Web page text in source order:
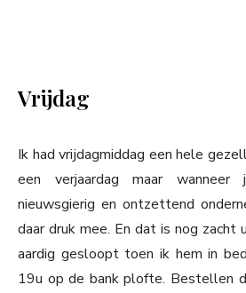
Vrijdag
Ik had vrijdagmiddag een hele
een verjaardag maar
nieuwsgierig en ontzettend
daar druk mee. En dat is nog zacht
aardig gesloopt toen ik hem in
19u op de bank plofte. Bestellen